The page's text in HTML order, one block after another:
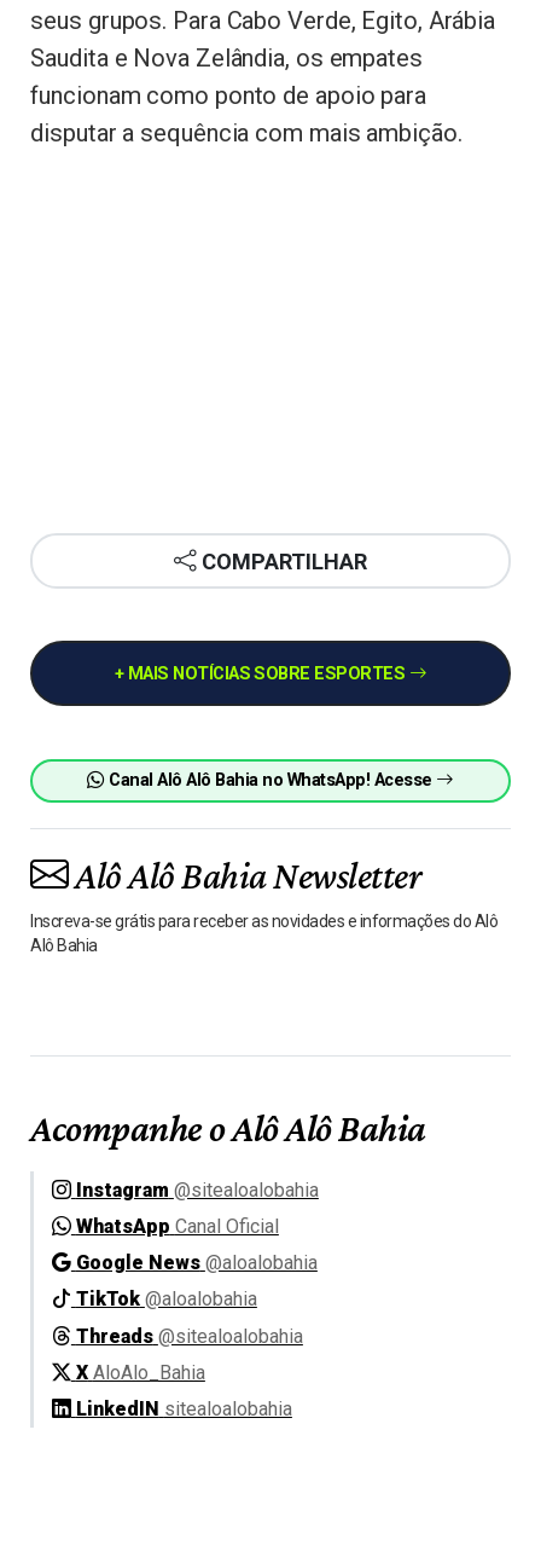
seus grupos. Para Cabo Verde, Egito, Arábia
Saudita e Nova Zelândia, os empates
funcionam como ponto de apoio para
disputar a sequência com mais ambição.
COMPARTILHAR
+ MAIS NOTÍCIAS SOBRE ESPORTES
Canal Alô Alô Bahia no WhatsApp! Acesse
Alô Alô Bahia Newsletter
Inscreva-se grátis para receber as novidades e informações do Alô
Alô Bahia
Acompanhe o Alô Alô Bahia
Instagram @sitealoalobahia
WhatsApp Canal Oficial
Google News @aloalobahia
TikTok @aloalobahia
Threads @sitealoalobahia
X AloAlo_Bahia
LinkedIN sitealoalobahia